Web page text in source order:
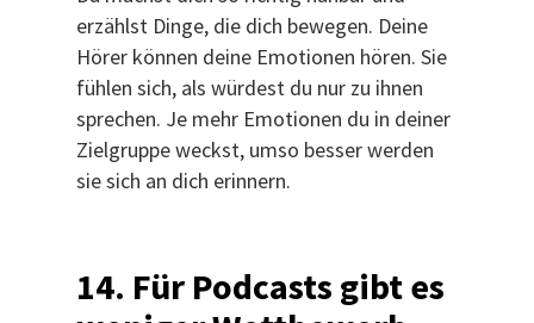
erzählst Dinge, die dich bewegen. Deine
Hörer können deine Emotionen hören. Sie
fühlen sich, als würdest du nur zu ihnen
sprechen. Je mehr Emotionen du in deiner
Zielgruppe weckst, umso besser werden
sie sich an dich erinnern.
14. Für Podcasts gibt es